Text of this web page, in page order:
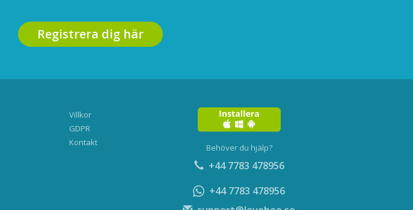
Registrera dig här
Villkor
GDPR
Kontakt
Behöver du hjälp?
+44 7783 478956
+44 7783 478956